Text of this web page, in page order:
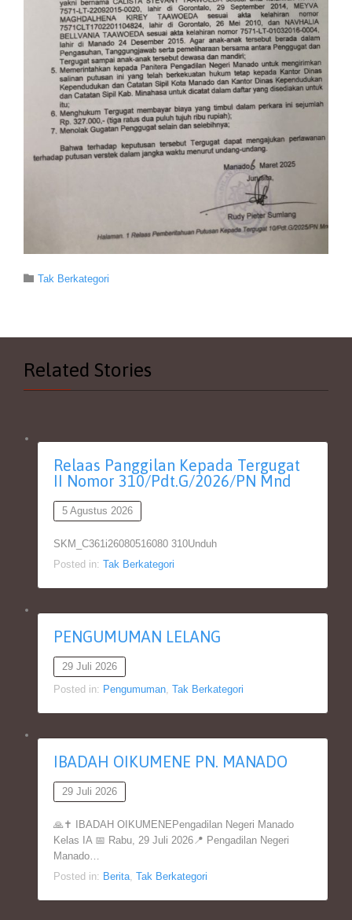
 Category
Tak Berkategori
Related Stories
Relaas Panggilan Kepada Tergugat
II Nomor 310/Pdt.G/2026/PN Mnd
5 Agustus 2026
SKM_C361i26080516080 310Unduh
Posted in: Tak Berkategori
PENGUMUMAN LELANG
29 Juli 2026
Posted in: Pengumuman, Tak Berkategori
IBADAH OIKUMENE PN. MANADO
29 Juli 2026
🙏✝️ IBADAH OIKUMENEPengadilan Negeri Manado
Kelas IA 📅 Rabu, 29 Juli 2026📍 Pengadilan Negeri
Manado…
Posted in: Berita, Tak Berkategori